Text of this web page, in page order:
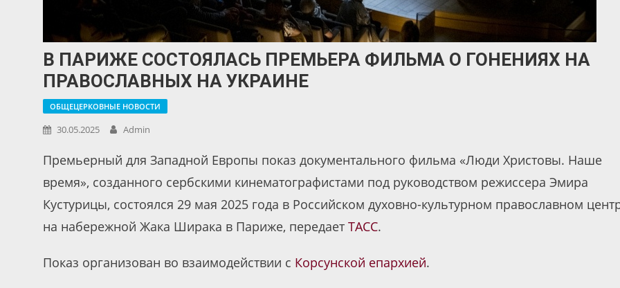
В ПАРИЖЕ СОСТОЯЛАСЬ ПРЕМЬЕРА ФИЛЬМА О ГОНЕНИЯХ НА
ПРАВОСЛАВНЫХ НА УКРАИНЕ
ОБЩЕЦЕРКОВНЫЕ НОВОСТИ
30.05.2025 Admin
Премьерный для Западной Европы показ документального фильма «Люди Христовы. Наше
время», созданного сербскими кинематографистами под руководством режиссера Эмира
Кустурицы, состоялся 29 мая 2025 года в Российском духовно-культурном православном
на набережной Жака Ширака в Париже, передает ТАСС.
Показ организован во взаимодействии с Корсунской епархией.